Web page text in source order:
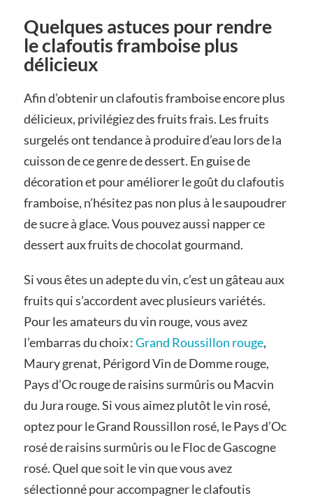
Quelques astuces pour rendre
le clafoutis framboise plus
délicieux
Afin d’obtenir un clafoutis framboise encore plus
délicieux, privilégiez des fruits frais. Les fruits
surgelés ont tendance à produire d’eau lors de la
cuisson de ce genre de dessert. En guise de
décoration et pour améliorer le goût du clafoutis
framboise, n’hésitez pas non plus à le saupoudrer
de sucre à glace. Vous pouvez aussi napper ce
dessert aux fruits de chocolat gourmand.
Si vous êtes un adepte du vin, c’est un gâteau aux
fruits qui s’accordent avec plusieurs variétés.
Pour les amateurs du vin rouge, vous avez
l’embarras du choix :Grand Roussillon rouge,
Maury grenat, Périgord Vin de Domme rouge,
Pays d’Oc rouge de raisins surmûris ou Macvin
du Jura rouge. Si vous aimez plutôt le vin rosé,
optez pour le Grand Roussillon rosé, le Pays d’Oc
rosé de raisins surmûris ou le Floc de Gascogne
rosé. Quel que soit le vin que vous avez
sélectionné pour accompagner le clafoutis